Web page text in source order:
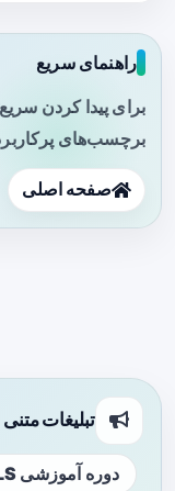
راهنمای سریع
برای پیدا کردن
برچسب‌های
صفحه اصلی
تبلیغات متنی
دوره آموزشی ATLS